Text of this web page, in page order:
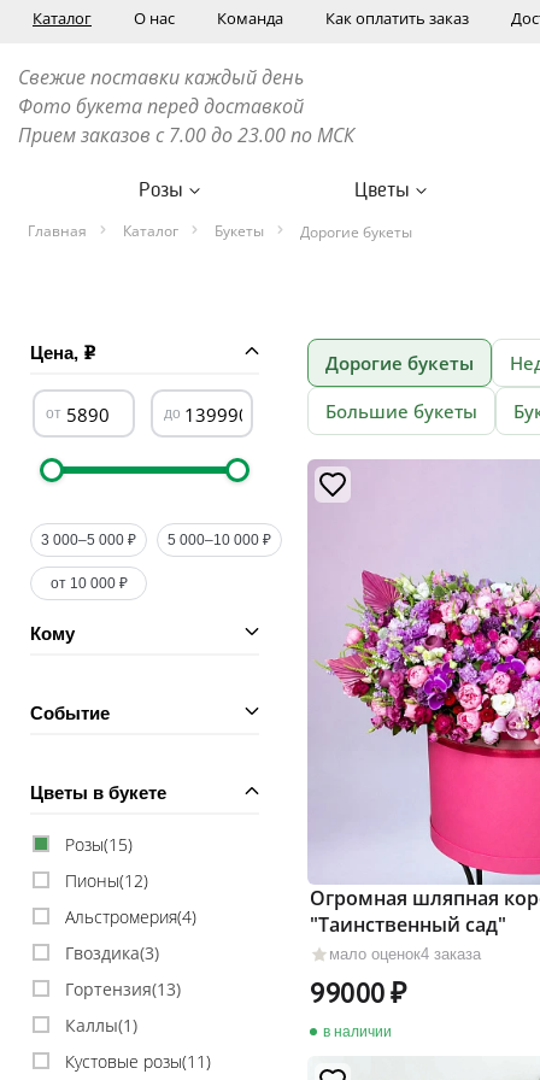
Каталог О нас Команда Как оплатить заказ
Свежие поставки каждый день
Фото букета перед доставкой
Прием заказов с 7.00 до 23.00 по МСК
Розы Цветы
Главная Каталог Букеты Дорогие букеты
Цена,
3 000–5 000 ₽ 5 000–10 000 ₽
от 10 000 ₽
Кому
Событие
Цветы в букете
Розы(15)
Пионы(12)
Альстромерия(4)
Гвоздика(3)
Гортензия(13)
Каллы(1)
Кустовые розы(11)
Дорогие букеты
Большие букеты
мало оценок4 заказа
Огромная шляпная
"Таинственный сад"
99000
в наличии